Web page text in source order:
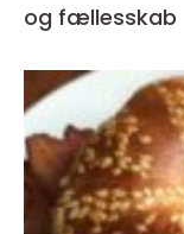
og fællesskab